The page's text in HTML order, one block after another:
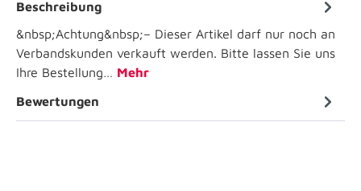
Beschreibung
&nbsp;Achtung&nbsp;– Dieser Artikel darf nur noch an
Verbandskunden verkauft werden. Bitte lassen Sie uns
Ihre Bestellung… Mehr
Bewertungen